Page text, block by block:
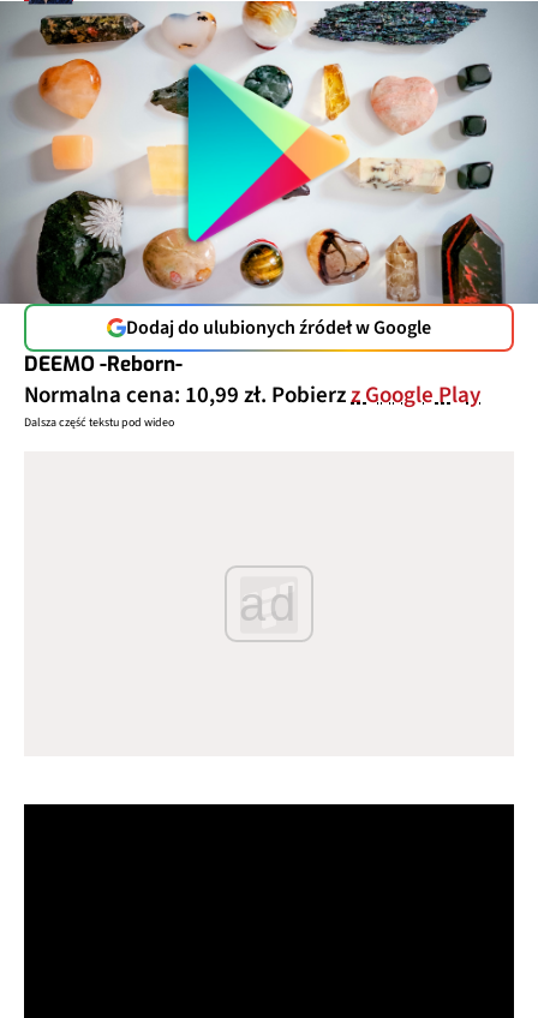
Dodaj do ulubionych źródeł w Google
DEEMO -Reborn-
Normalna cena: 10,99 zł. Pobierzz Google Play
Dalsza część tekstu pod wideo
ad